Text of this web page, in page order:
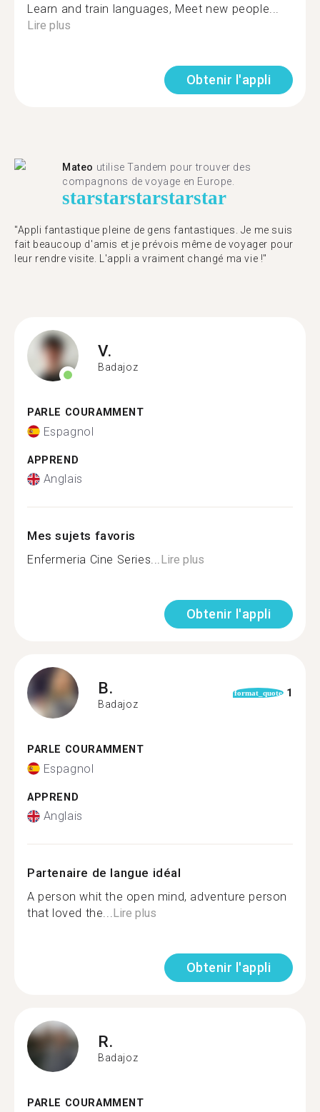
Learn and train languages, Meet new people...
Lire plus
Obtenir l'appli
Mateo utilise Tandem pour trouver des
compagnons de voyage en Europe.
starstarstarstarstar
"Appli fantastique pleine de gens fantastiques. Je me suis
fait beaucoup d'amis et je prévois même de voyager pour
leur rendre visite. L'appli a vraiment changé ma vie !"
V.
Badajoz
PARLE COURAMMENT
Espagnol
APPREND
Anglais
Mes sujets favoris
Enfermeria Cine Series...Lire plus
Obtenir l'appli
B.
Badajoz
format_quote 1
PARLE COURAMMENT
Espagnol
APPREND
Anglais
Partenaire de langue idéal
A person whit the open mind, adventure person
that loved the...Lire plus
Obtenir l'appli
R.
Badajoz
PARLE COURAMMENT